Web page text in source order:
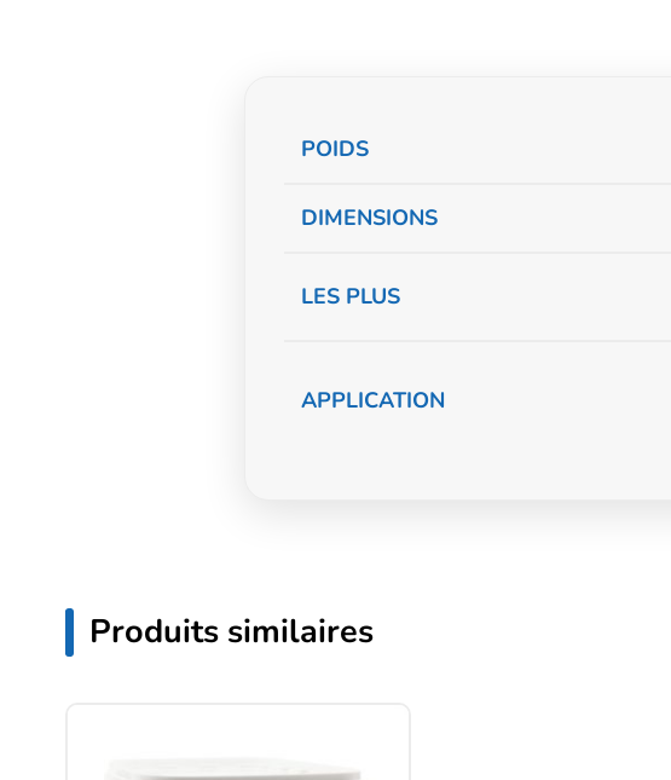
Informations
POIDS
DIMENSIONS
LES PLUS
APPLICATION
Produits similaires